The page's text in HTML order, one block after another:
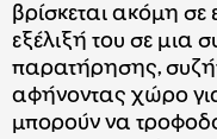
βρίσκεται ακόμη σε
εξέλιξή του σε μια
παρατήρησης,
αφήνοντας χώρο
μπορούν να